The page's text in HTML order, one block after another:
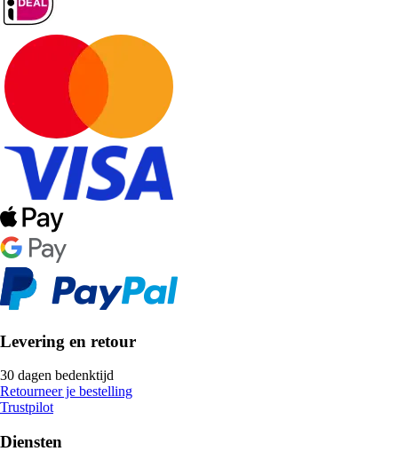
Levering en retour
30 dagen bedenktijd
Retourneer je bestelling
Trustpilot
Diensten